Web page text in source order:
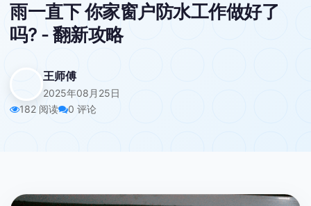
雨一直下 你家窗户防水工作做好了
吗? - 翻新攻略
王师傅
2025年08月25日
182 阅读
0 评论